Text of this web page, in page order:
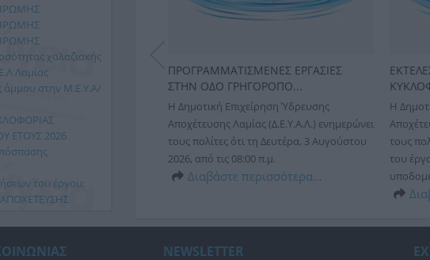
χαλαζιακής
Λαμίας
άμμου στην Μ.Ε.Υ.Α/
ΕΤΟΥΣ 2026
του έργου:
ΛΕΙΑΝΟΚΛΑΔΙΟΥ -
Ύδρευσης
Λαμίας (Δ.Ε.Υ.Α.Λ.)
ότι σήμερα, Παρασκευή 26
λόγω βλάβης υπάρχει
υδροδότησης στη συ...
περισσότερα…
ΠΡΟΓΡΑΜΜΑΤΙΣΜΕΝΕΣ ΕΡΓΑΣΙΕΣ
ΣΤΗΝ ΟΔΟ ΓΡΗΓΟΡΟΠΟ...
Η Δημοτική Επιχείρηση Ύδρευσης
Αποχέτευσης Λαμίας (Δ.Ε.Υ.Α.Λ.) ενημερώνει
τους πολίτες ότι τη Δευτέρα, 3 Αυγούστου
2026, από τις 08:00 π.μ.
Διαβάστε περισσότερα…
Η
τους
του
NEWSLETTER